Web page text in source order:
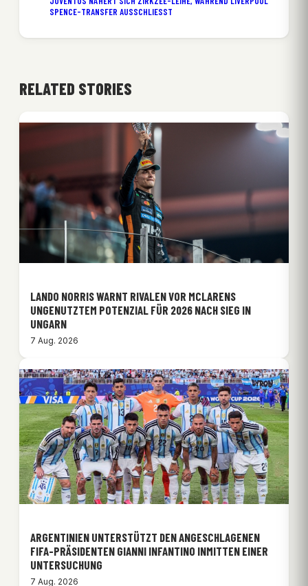
SPENCE-TRANSFER AUSSCHLIESST
RELATED STORIES
LANDO NORRIS WARNT RIVALEN VOR MCLARENS
UNGENUTZTEM POTENZIAL FÜR 2026 NACH SIEG IN
UNGARN
7 Aug. 2026
ARGENTINIEN UNTERSTÜTZT DEN ANGESCHLAGENEN
FIFA-PRÄSIDENTEN GIANNI INFANTINO INMITTEN EINER
UNTERSUCHUNG
7 Aug. 2026